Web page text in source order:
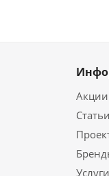
Акции
Статьи
Услуги